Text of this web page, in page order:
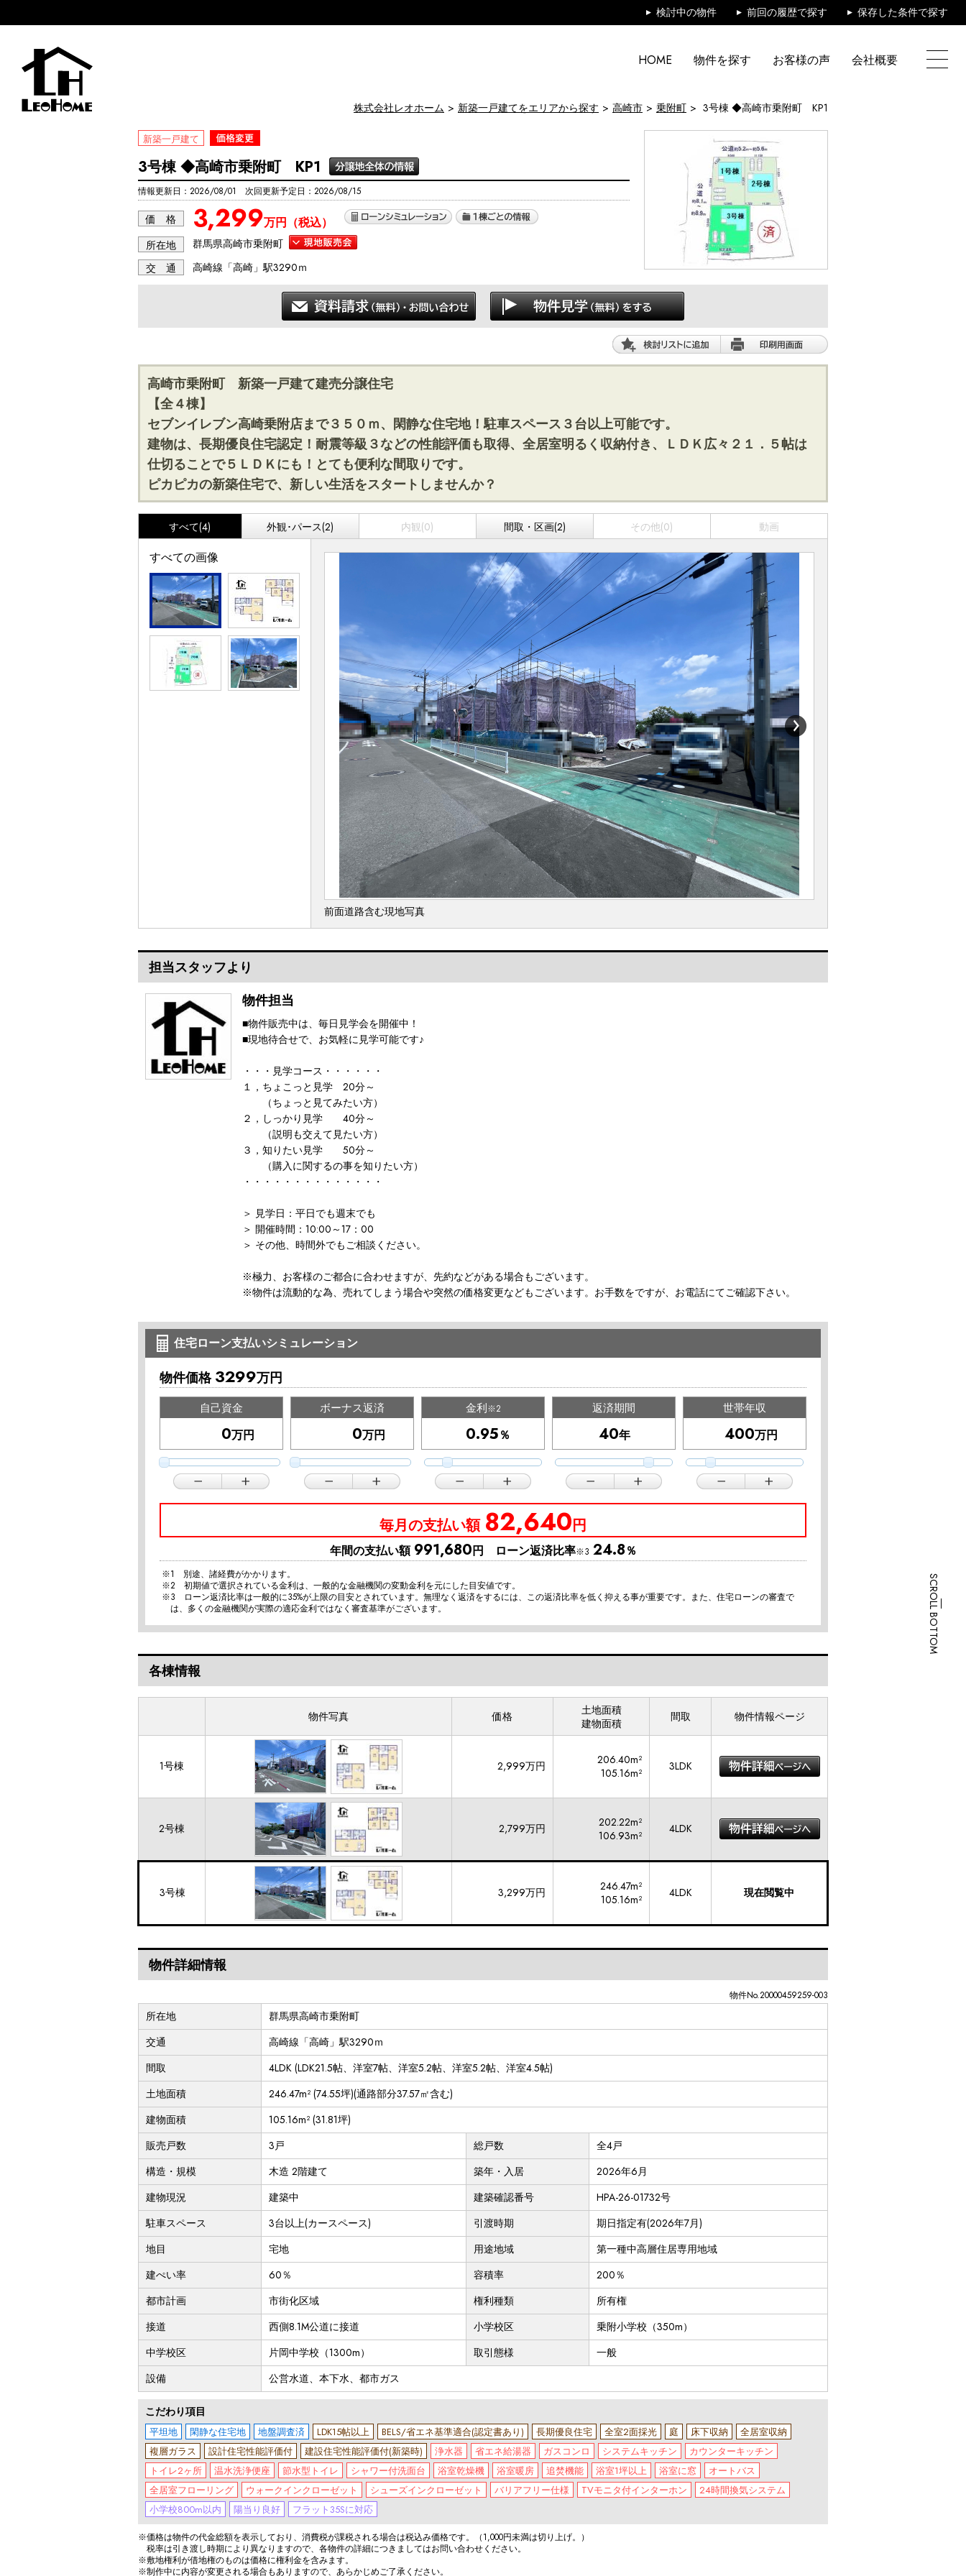
検討中の物件 前回の履歴で探す 保存した条件で探す
HOME 物件を探す お客様の声 会社概要
株式会社レオホーム 新築一戸建てをエリアから探す 高崎市 乗附町 3号棟 ◆高崎市乗附町 KP1
新築一戸建て
3号棟 ◆高崎市乗附町 KP1
情報更新日：2026/08/01 次回更新予定日：2026/08/15
価 格 3,299万円（税込）
所在地
群馬県高崎市乗附町
交 通
高崎線「高崎」駅3290ｍ
高崎市乗附町 新築一戸建て建売分譲住宅
【全４棟】
セブンイレブン高崎乗附店まで３５０ｍ、閑静な住宅地！駐車スペース３台以上可能です。
建物は、長期優良住宅認定！耐震等級３などの性能評価も取得、全居室明るく収納付き、ＬＤＫ広々２１．５帖は
仕切ることで５ＬＤＫにも！とても便利な間取りです。
ピカピカの新築住宅で、新しい生活をスタートしませんか？
すべて(4) 外観･パース(2) 内観(0) 間取・区画(2) その他(0) 動画
すべての画像
前面道路含む現地写真
担当スタッフより
物件担当
■物件販売中は、毎日見学会を開催中！
■現地待合せで、お気軽に見学可能です♪
・・・見学コース・・・・・・
１，ちょこっと見学 20分～
（ちょっと見てみたい方）
２，しっかり見学 40分～
（説明も交えて見たい方）
３，知りたい見学 50分～
（購入に関するの事を知りたい方）
・・・・・・・・・・・・・・
＞ 見学日：平日でも週末でも
＞ 開催時間：10:00～17：00
＞ その他、時間外でもご相談ください。
※極力、お客様のご都合に合わせますが、先約などがある場合もございます。
※物件は流動的な為、売れてしまう場合や突然の価格変更などもございます。お手数をですが、お電話にてご確認下さい。
住宅ローン支払いシミュレーション
物件価格3299万円
自己資金
万円
ボーナス返済
万円
金利※2
％
返済期間
年
世帯年収
万円
毎月の支払い額 82,640円
年間の支払い額 991,680円 ローン返済比率※3 24.8％
※1 別途、諸経費がかかります。
※2 初期値で選択されている金利は、一般的な金融機関の変動金利を元にした目安値です。
※3 ローン返済比率は一般的に35%が上限の目安とされています。無理なく返済をするには、この返済比率を低く抑える事が重要です。また、住宅ローンの審査で
は、多くの金融機関が実際の適応金利ではなく審査基準がございます。
各棟情報
物件写真 価格
土地面積
建物面積
間取 物件情報ページ
1号棟 2,999万円
206.40m²
105.16m²
3LDK
2号棟 2,799万円
202.22m²
106.93m²
4LDK
3号棟 3,299万円
246.47m²
105.16m²
4LDK 現在閲覧中
物件詳細情報
物件No.20000459259-003
所在地
群馬県高崎市乗附町
交通
高崎線「高崎」駅3290ｍ
間取
4LDK (LDK21.5帖、洋室7帖、洋室5.2帖、洋室5.2帖、洋室4.5帖)
土地面積
246.47m² (74.55坪)(通路部分37.57㎡含む)
建物面積
105.16m² (31.81坪)
販売戸数
3戸 総戸数
全4戸
構造・規模
木造 2階建て 築年・入居
2026年6月
建物現況
建築中 建築確認番号
HPA-26-01732号
駐車スペース
3台以上(カースペース) 引渡時期
期日指定有(2026年7月)
地目
宅地 用途地域
第一種中高層住居専用地域
建ぺい率
60％ 容積率
200％
都市計画
市街化区域 権利種類
所有権
接道
西側8.1M公道に接道 小学校区
乗附小学校（350m）
中学校区
片岡中学校（1300m） 取引態様
一般
設備
公営水道、本下水、都市ガス
こだわり項目
平坦地 閑静な住宅地 地盤調査済 LDK15帖以上 BELS/省エネ基準適合(認定書あり) 長期優良住宅 全室2面採光 庭 床下収納
全居室収納
複層ガラス
設計住宅性能評価付 建設住宅性能評価付(新築時) 浄水器 省エネ給湯器 ガスコンロ システムキッチン
カウンターキッチン
トイレ2ヶ所
温水洗浄便座 節水型トイレ シャワー付洗面台 浴室乾燥機 浴室暖房 追焚機能 浴室1坪以上 浴室に窓
オートバス
全居室フローリング
ウォークインクローゼット シューズインクローゼット バリアフリー仕様 TVモニタ付インターホン
24時間換気システム
小学校800m以内
陽当り良好 フラット35Sに対応
※価格は物件の代金総額を表示しており、消費税が課税される場合は税込み価格です。（1,000円未満は切り上げ。）
税率は引き渡し時期により異なりますので、各物件の詳細につきましてはお問い合わせください。
※敷地権利が借地権のものは価格に権利金を含みます。
※制作中に内容が変更される場合もありますので、あらかじめご了承ください。
SCROLL BOTTOM